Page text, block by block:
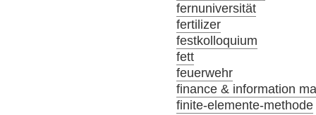
fernuniversität
fertilizer
festkolloquium
fett
feuerwehr
finance & information
finite-elemente-methode